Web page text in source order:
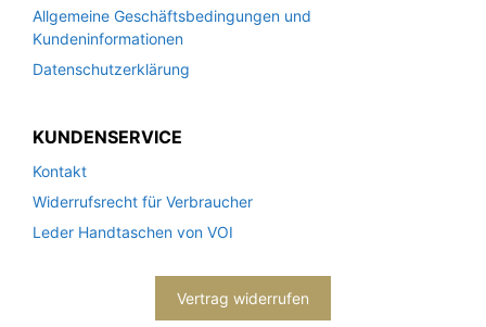
Allgemeine Geschäftsbedingungen und
Kundeninformationen
Datenschutzerklärung
KUNDENSERVICE
Kontakt
Widerrufsrecht für Verbraucher
Leder Handtaschen von VOI
Vertrag widerrufen